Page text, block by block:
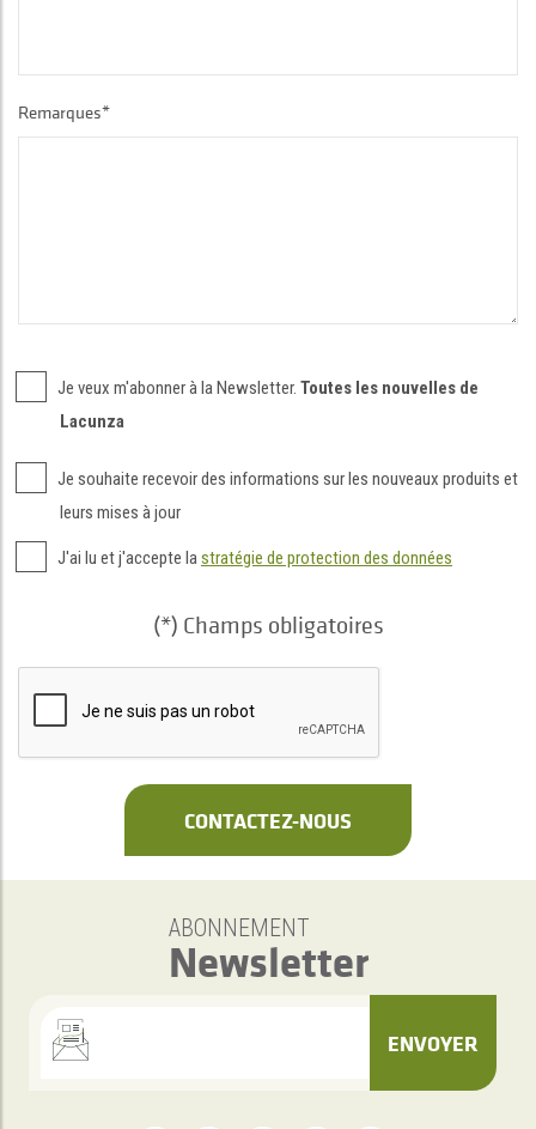
Remarques*
Je veux m'abonner à la Newsletter. Toutes les nouvelles de
Lacunza
Je souhaite recevoir des informations sur les nouveaux produits et
leurs mises à jour
J'ai lu et j'accepte la stratégie de protection des données
(*) Champs obligatoires
CONTACTEZ-NOUS
ABONNEMENT
Newsletter
ENVOYER